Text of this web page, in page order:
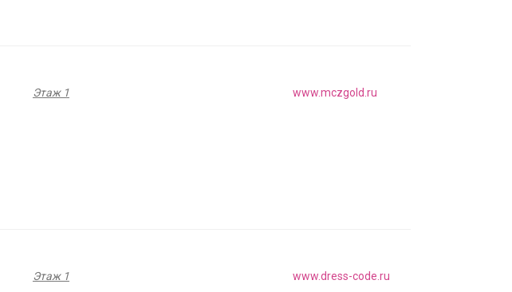
Этаж 1 www.mczgold.ru
Этаж 1 www.dress-code.ru